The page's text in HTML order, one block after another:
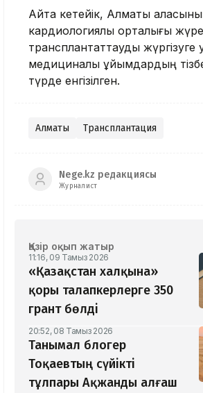
Айта кетейік, Алматы
кардиологиялық орталығы
трансплантаттауды жүргізуге
медициналық ұйымдардың
түрде енгізілген.
Алматы Трансплантация
Nege.kz редакциясы
Журналист
Қазір оқып жатыр
11:16, 09 Тамыз 2026
«Қазақстан халқына»
қоры талапкерлерге 350
грант бөлді
20:52, 08 Тамыз 2026
Танымал блогер
Тоқаевтың сүйікті
тұлпары Ақжанды алғаш